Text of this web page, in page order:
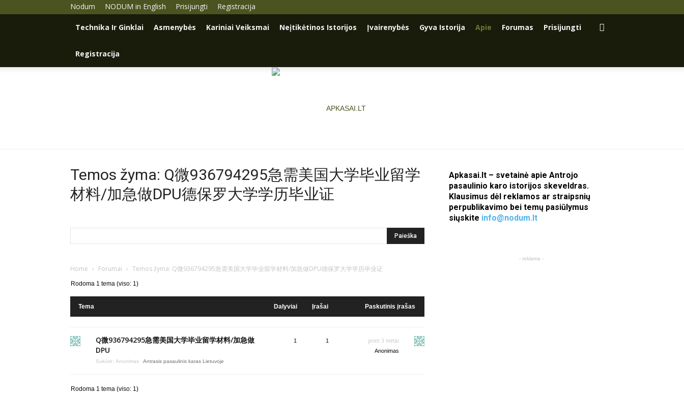
Nodum NODUM in English Prisijungti Registracija
Technika Ir Ginklai Asmenybės Kariniai Veiksmai Neįtikėtinos Istorijos Įvairenybės Gyva Istorija Apie Forumas Prisijungti
Registracija
Temos žyma: Q微936794295急需美国大学毕业留学
材料/加急做DPU德保罗大学学历毕业证
Home › Forumai › Temos žyma: Q微936794295急需美国大学毕业留学材料/加急做DPU德保罗大学学历毕业证
Rodoma 1 tema (viso: 1)
Tema Dalyviai Įrašai Paskutinis įrašas
Q微936794295急需美国大学毕业留学材料/加急做
DPU
Sukūrė: Anonimas : Antrasis pasaulinis karas Lietuvoje
1 1 prieš 3 metai
Anonimas
Rodoma 1 tema (viso: 1)
Apkasai.lt – svetainė apie Antrojo
pasaulinio karo istorijos skeveldras.
Klausimus dėl reklamos ar straipsnių
perpublikavimo bei temų pasiūlymus
siųskite info@nodum.lt
- reklama -